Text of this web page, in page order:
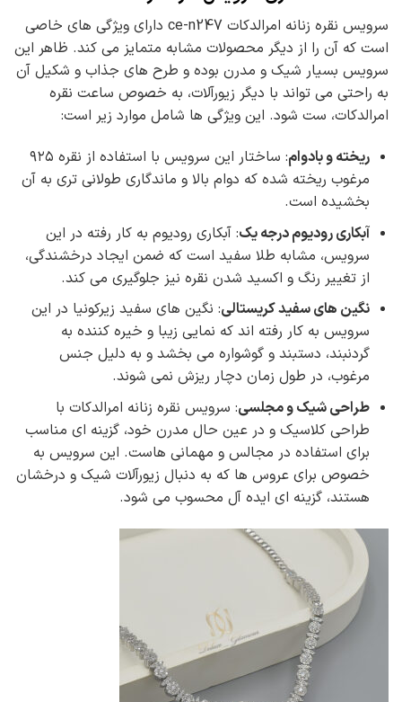
سرویس نقره زنانه امرالدکات ce-n247 دارای ویژگی های خاصی
است که آن را از دیگر محصولات مشابه متمایز می کند. ظاهر این
سرویس بسیار شیک و مدرن بوده و طرح های جذاب و شکیل آن
به راحتی می تواند با دیگر زیورآلات، به خصوص ساعت نقره
امرالدکات، ست شود. این ویژگی ها شامل موارد زیر است:
ریخته و بادوام
: ساختار این سرویس با استفاده از نقره ۹۲۵
مرغوب ریخته شده که دوام بالا و ماندگاری طولانی تری به آن
بخشیده است.
آبکاری رودیوم درجه یک: آبکاری رودیوم به کار رفته در این
سرویس، مشابه طلا سفید است که ضمن ایجاد درخشندگی،
از تغییر رنگ و اکسید شدن نقره نیز جلوگیری می کند.
نگین های سفید کریستالی: نگین های سفید زیرکونیا در این
سرویس به کار رفته اند که نمایی زیبا و خیره کننده به
گردنبند، دستبند و گوشواره می بخشد و به دلیل جنس
مرغوب، در طول زمان دچار ریزش نمی شوند.
طراحی شیک و مجلسی: سرویس نقره زنانه امرالدکات با
طراحی کلاسیک و در عین حال مدرن خود، گزینه ای مناسب
برای استفاده در مجالس و مهمانی هاست. این سرویس به
خصوص برای عروس ها که به دنبال زیورآلات شیک و درخشان
هستند، گزینه ای ایده آل محسوب می شود.